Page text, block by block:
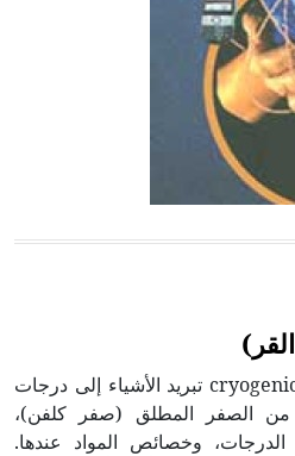
حيواني يتكون في البحر ويتركب
وهو أحمر أو شديد الحمرة وهو
ويسمى الش
يتناول علم التبريد المفرط cryogenics تبريد الأشياء إلى درجات
من الصفر المطلق (صفر كلفن)،
وخصائص المواد عندها.